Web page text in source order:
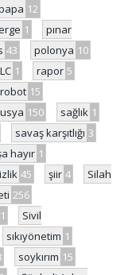
12
1
pınar
43 polonya 10
1 rapor 5
robot 15
150 sağlık 1
savaş karşıtlığı 3
hayır 1
45 şiir 4
Silah
256
Sivil
sıkıyönetim 1
soykırım 15